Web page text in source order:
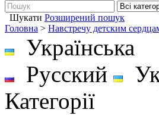
Шукати Розширений пошук
Головна > Навстречу детским
Українська
Русский
Категорії